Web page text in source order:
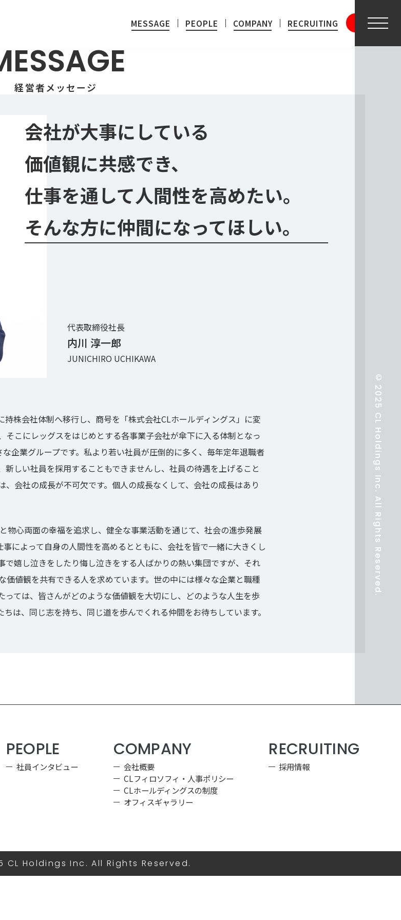
©2025 CL Holdings Inc. All Rights Reserved.
MESSAGE PEOPLE COMPANY RECRUITING ENTRY
メニ
メッセージ
PEOPLE
社員インタビュー
ープ採用ポータルサイト
経営者メッセージ
会社が大事にしている
価値観に共感でき、
仕事を通して人間性を高めたい。
そんな方に仲間になってほしい。
代表取締役社長
内川 淳一郎
JUNICHIRO UCHIKAWA
株会社体制へ移行し、商号を「株式会社CLホールディングス」に変
こにレッグスをはじめとする各事業子会社が傘下に入る体制となっ
企業グループです。私より若い社員が圧倒的に多く、毎年定年退職者
しい社員を採用することもできませんし、社員の待遇を上げること
会社の成長が不可欠です。個人の成長なくして、会社の成長はあり
物心両面の幸福を追求し、健全な事業活動を通じて、社会の進歩発展
によって自身の人間性を高めるとともに、会社を皆で一緒に大きくし
嬉し泣きをしたり悔し泣きをする人ばかりの熱い集団ですが、それ
値観を共有できる人を求めています。世の中には様々な企業と職種
ては、皆さんがどのような価値観を大切にし、どのような人生を歩
は、同じ志を持ち、同じ道を歩んでくれる仲間をお待ちしています。
PEOPLE
社員インタビュー
COMPANY
会社概要
CLフィロソフィ・人事ポリシー
CLホールディングスの制度
オフィスギャラリー
RECRUITING
採用情報
Holdings Inc. All Rights Reserved.